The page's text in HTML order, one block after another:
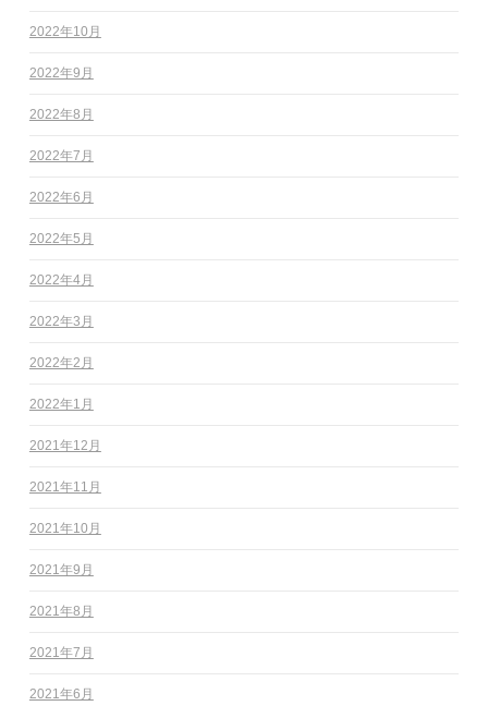
2022年10月
2022年9月
2022年8月
2022年7月
2022年6月
2022年5月
2022年4月
2022年3月
2022年2月
2022年1月
2021年12月
2021年11月
2021年10月
2021年9月
2021年8月
2021年7月
2021年6月